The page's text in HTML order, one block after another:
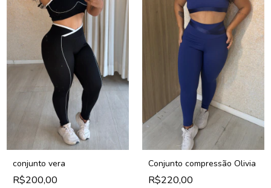
conjunto vera
R$200,00
Conjunto compressão Olivia
R$220,00